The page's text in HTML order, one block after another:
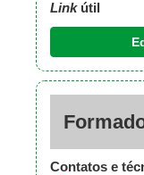
Linkútil
Contatos e